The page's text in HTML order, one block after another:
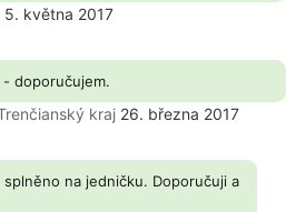
5. května 2017
doporučujem.
kraj 26. března 2017
splněno na jedničku. Doporučuji a